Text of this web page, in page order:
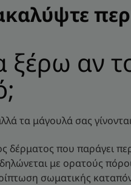
αν
τα μάγουλά σας
δέρματος που παράγει
με ορατούς
σωματικής